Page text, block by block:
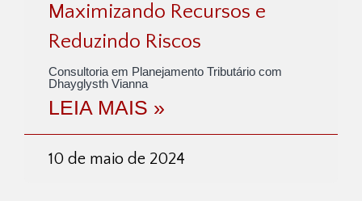
Maximizando Recursos e
Reduzindo Riscos
Consultoria em Planejamento Tributário com
Dhayglysth Vianna
LEIA MAIS »
10 de maio de 2024